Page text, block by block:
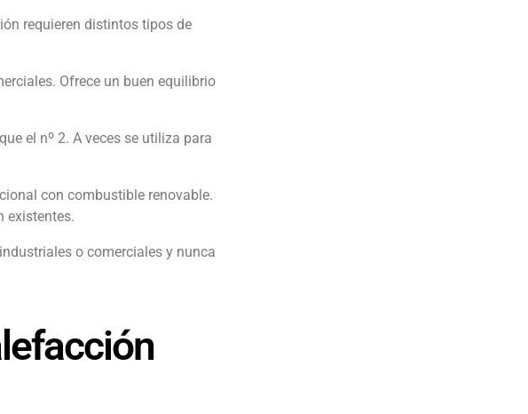
requieren distintos tipos de
Ofrece un buen equilibrio
el nº 2. A veces se utiliza para
con combustible renovable.
existentes.
o comerciales y nunca